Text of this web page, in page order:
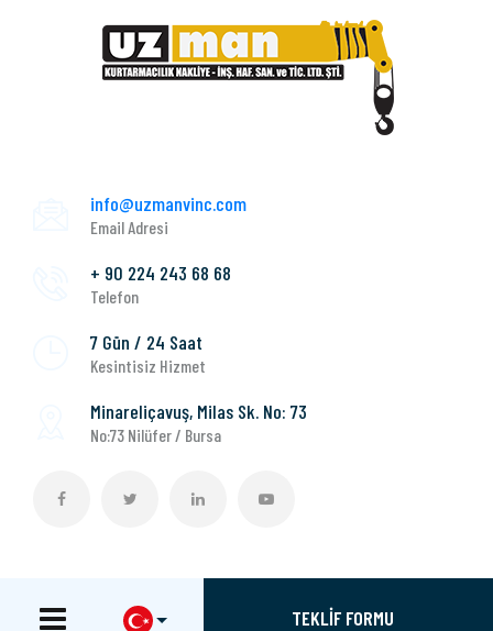
info@uzmanvinc.com
Email Adresi
+ 90 224 243 68 68
Telefon
7 Gün / 24 Saat
Kesintisiz Hizmet
Minareliçavuş, Milas Sk. No: 73
No:73 Nilüfer / Bursa
TEKLİF FORMU